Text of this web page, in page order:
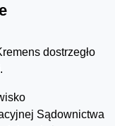
dostrzegło
Sądownictwa